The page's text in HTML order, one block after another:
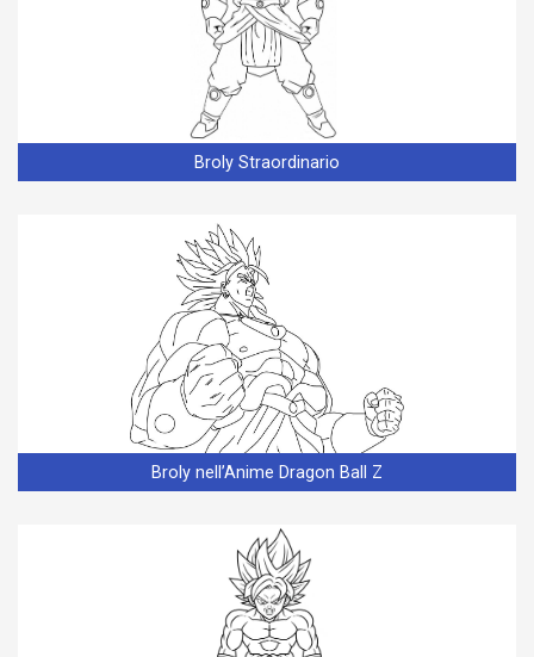
Broly Straordinario
Broly nell’Anime Dragon Ball Z